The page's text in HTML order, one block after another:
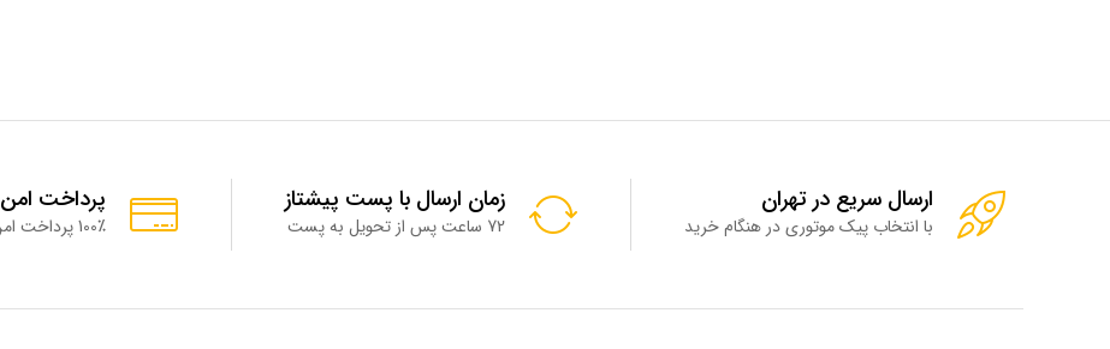
ارسال سریع در تهران
با انتخاب پیک موتوری در هنگام خرید
زمان ارسال با پست پیشتاز
72 ساعت پس از تحویل به پست
پرداخت امن
100٪ پرداخت امن